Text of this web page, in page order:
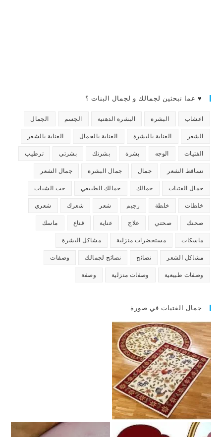
♥ عما تبحثين لجمالك و لجمال البنات ؟
اعشاب البشرة البشرة الدهنية الجسم الجمال
الشعر العناية بالبشرة العناية بالجمال العناية بالشعر
الفتيات الوجه بشرة بشرتك بشرتي ترطيب
تساقط الشعر جمال جمال البشرة جمال الشعر
جمال الفتيات جمالك جمالك الطبيعي حب الشباب
خلطات خلطة رجيم شعر شعرك شعري
صحتك صحتي علاج عناية قناع ماسك
ماسكات مستحضرات منزلية مشاكل البشرة
مشاكل الشعر نصائح نصائح لجمالك وصفات
وصفات طبيعية وصفات منزلية وصفة
جمال الفتيات في صورة